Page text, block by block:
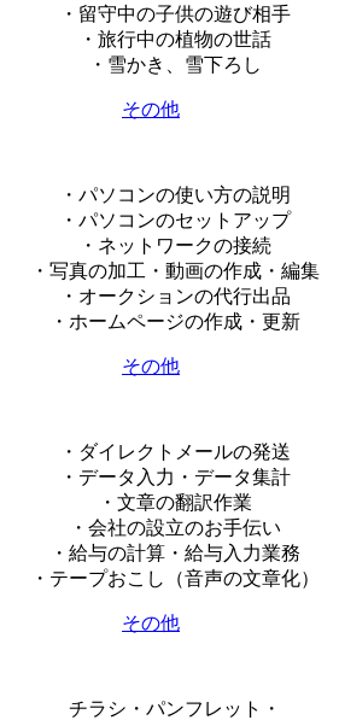
・留守中の子供の遊び相手
・旅行中の植物の世話
・雪かき、雪下ろし
その他
・パソコンの使い方の説明
・パソコンのセットアップ
・ネットワークの接続
・写真の加工・動画の作成・編集
・オークションの代行出品
・ホームページの作成・更新
その他
・ダイレクトメールの発送
・データ入力・データ集計
・文章の翻訳作業
・会社の設立のお手伝い
・給与の計算・給与入力業務
・テープおこし（音声の文章化）
その他
チラシ・パンフレット・